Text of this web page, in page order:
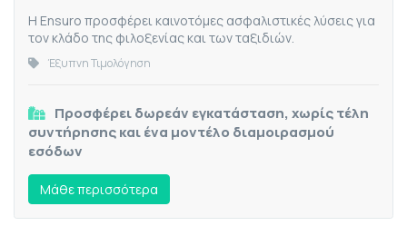
Η Ensuro προσφέρει καινοτόμες ασφαλιστικές λύσεις για
τον κλάδο της φιλοξενίας και των ταξιδιών.
Έξυπνη Τιμολόγηση
Προσφέρει δωρεάν εγκατάσταση, χωρίς τέλη
συντήρησης και ένα μοντέλο διαμοιρασμού
εσόδων
Mάθε περισσότερα